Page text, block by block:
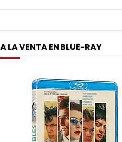
A LA VENTA EN BLUE-RAY